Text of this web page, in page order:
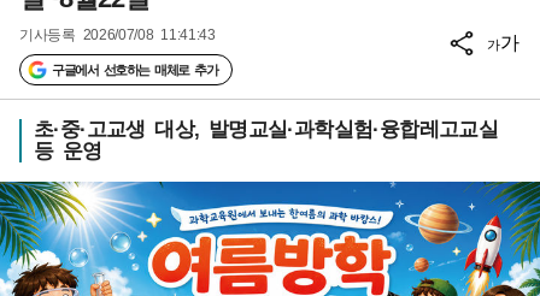
기사등록 2026/07/08 11:41:43
구글에서 선호하는 매체로 추가
가가
초·중·고교생 대상, 발명교실·과학실험·융합레고교실
등 운영